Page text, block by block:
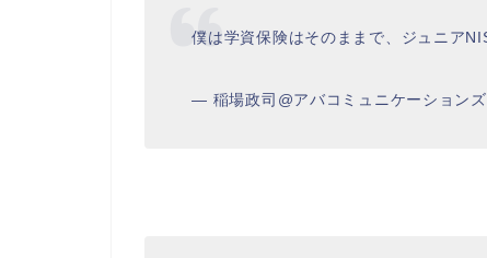
僕は学資保険はそのままで、ジュニア
— 稲場政司@アバコミュニケーション